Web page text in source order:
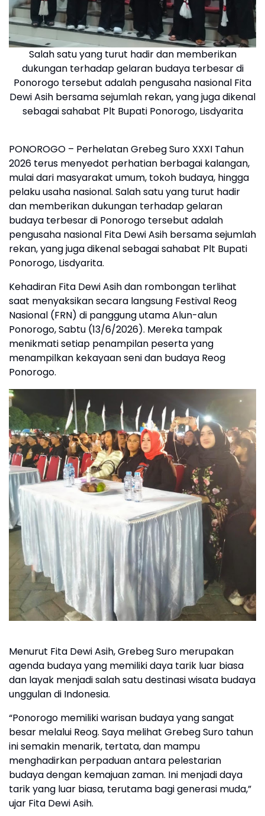
Salah satu yang turut hadir dan memberikan
dukungan terhadap gelaran budaya terbesar di
Ponorogo tersebut adalah pengusaha nasional Fita
Dewi Asih bersama sejumlah rekan, yang juga dikenal
sebagai sahabat Plt Bupati Ponorogo, Lisdyarita
PONOROGO – Perhelatan Grebeg Suro XXXI Tahun
2026 terus menyedot perhatian berbagai kalangan,
mulai dari masyarakat umum, tokoh budaya, hingga
pelaku usaha nasional. Salah satu yang turut hadir
dan memberikan dukungan terhadap gelaran
budaya terbesar di Ponorogo tersebut adalah
pengusaha nasional Fita Dewi Asih bersama sejumlah
rekan, yang juga dikenal sebagai sahabat Plt Bupati
Ponorogo, Lisdyarita.
Kehadiran Fita Dewi Asih dan rombongan terlihat
saat menyaksikan secara langsung Festival Reog
Nasional (FRN) di panggung utama Alun-alun
Ponorogo, Sabtu (13/6/2026). Mereka tampak
menikmati setiap penampilan peserta yang
menampilkan kekayaan seni dan budaya Reog
Ponorogo.
Menurut Fita Dewi Asih, Grebeg Suro merupakan
agenda budaya yang memiliki daya tarik luar biasa
dan layak menjadi salah satu destinasi wisata budaya
unggulan di Indonesia.
“Ponorogo memiliki warisan budaya yang sangat
besar melalui Reog. Saya melihat Grebeg Suro tahun
ini semakin menarik, tertata, dan mampu
menghadirkan perpaduan antara pelestarian
budaya dengan kemajuan zaman. Ini menjadi daya
tarik yang luar biasa, terutama bagi generasi muda,”
ujar Fita Dewi Asih.